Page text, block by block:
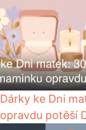
Dárky ke Dni
opravdu potěší